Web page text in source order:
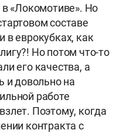
«Локомотиве». Но
составе
в еврокубках, как
Но потом что-то
его качества, а
и довольно на
работе
Поэтому, когда
контракта с